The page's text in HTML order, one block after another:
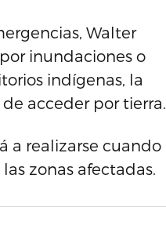
Walter
inundaciones o
indígenas, la
acceder por tierra.
a realizarse cuando
zonas afectadas.